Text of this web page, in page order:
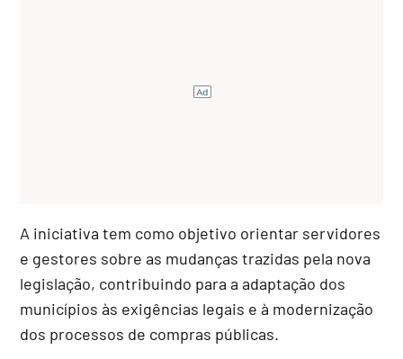
A iniciativa tem como objetivo orientar servidores
e gestores sobre as mudanças trazidas pela nova
legislação, contribuindo para a adaptação dos
municípios às exigências legais e à modernização
dos processos de compras públicas.